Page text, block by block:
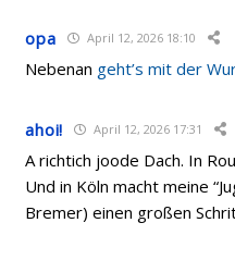
opa April 12, 2026 18:10
Nebenan geht’s mit der
ahoi! April 12, 2026 17:31
A richtich joode Dach. In
Und in Köln macht meine
Bremer) einen großen